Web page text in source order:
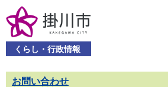
くらし・行政情報
お問い合わせ